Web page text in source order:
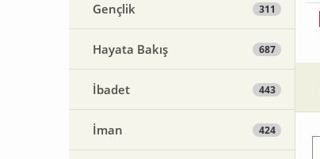
Gençlik 311
Hayata Bakış 687
İbadet 443
İman 424